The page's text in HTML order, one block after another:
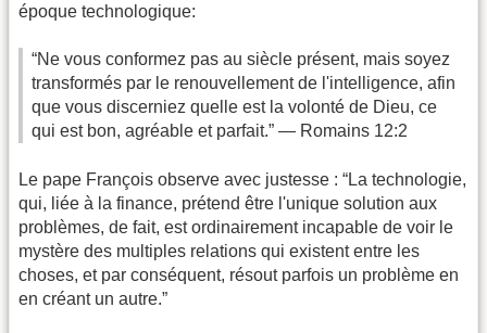
époque technologique:
“Ne vous conformez pas au siècle présent, mais soyez
transformés par le renouvellement de l'intelligence, afin
que vous discerniez quelle est la volonté de Dieu, ce
qui est bon, agréable et parfait.” — Romains 12:2
Le pape François observe avec justesse : “La technologie,
qui, liée à la finance, prétend être l'unique solution aux
problèmes, de fait, est ordinairement incapable de voir le
mystère des multiples relations qui existent entre les
choses, et par conséquent, résout parfois un problème en
en créant un autre.”